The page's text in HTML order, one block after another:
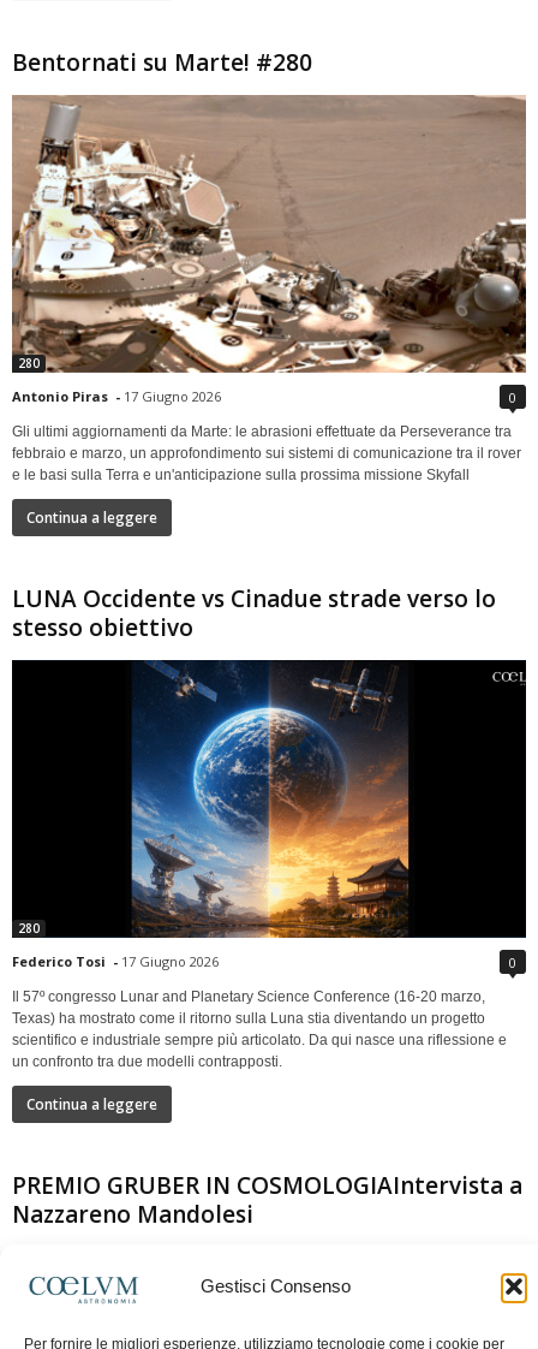
Gestisci Consenso
Per fornire le migliori esperienze, utilizziamo tecnologie come i cookie per
Bentornati su Marte! #280
280
Antonio Piras - 17 Giugno 2026 0
Gli ultimi aggiornamenti da Marte: le abrasioni effettuate da Perseverance tra
febbraio e marzo, un approfondimento sui sistemi di comunicazione tra il rover
e le basi sulla Terra e un'anticipazione sulla prossima missione Skyfall
Continua a leggere
LUNA Occidente vs Cinadue strade verso lo
stesso obiettivo
280
Federico Tosi - 17 Giugno 2026 0
Il 57º congresso Lunar and Planetary Science Conference (16-20 marzo,
Texas) ha mostrato come il ritorno sulla Luna stia diventando un progetto
scientifico e industriale sempre più articolato. Da qui nasce una riflessione e
un confronto tra due modelli contrapposti.
Continua a leggere
PREMIO GRUBER IN COSMOLOGIAIntervista a
Nazzareno Mandolesi